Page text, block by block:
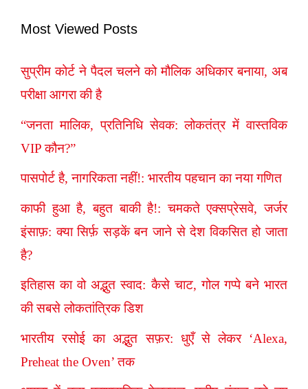
Most Viewed Posts
सुप्रीम कोर्ट ने पैदल चलने को मौलिक अधिकार बनाया, अब
परीक्षा आगरा की है
“जनता मालिक, प्रतिनिधि सेवक: लोकतंत्र में वास्तविक
VIP कौन?”
पासपोर्ट है, नागरिकता नहीं!: भारतीय पहचान का नया गणित
काफी हुआ है, बहुत बाकी है!: चमकते एक्सप्रेसवे, जर्जर
इंसाफ़: क्या सिर्फ़ सड़कें बन जाने से देश विकसित हो जाता
है?
इतिहास का वो अद्भुत स्वाद: कैसे चाट, गोल गप्पे बने भारत
की सबसे लोकतांत्रिक डिश
भारतीय रसोई का अद्भुत सफ़र: धुएँ से लेकर ‘Alexa,
Preheat the Oven’ तक